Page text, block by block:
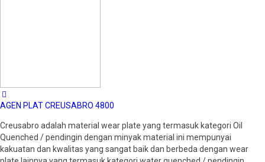
AGEN PLAT CREUSABRO 4800
Creusabro adalah material wear plate yang termasuk kategori Oil
Quenched / pendingin dengan minyak material ini mempunyai
kakuatan dan kwalitas yang sangat baik dan berbeda dengan wear